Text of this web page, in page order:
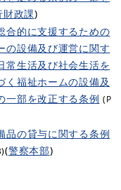
財政課)
合的に支援するための
の設備及び運営に関す
常生活及び社会生活を
く福祉ホームの設備及
一部を改正する条例 (P
品の貸与に関する条例
(警察本部)